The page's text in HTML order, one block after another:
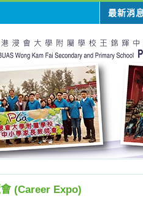
最新消息
(Career Expo)